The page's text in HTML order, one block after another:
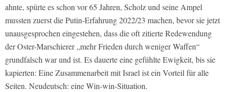
ahnte, spürte es schon vor 65 Jahren, Scholz und seine Ampel
mussten zuerst die Putin-Erfahrung 2022/23 machen, bevor sie jetzt
unausgesprochen eingestehen, dass die oft zitierte Redewendung
der Oster-Marschierer „mehr Frieden durch weniger Waffen“
grundfalsch war und ist. Es dauerte eine gefühlte Ewigkeit, bis sie
kapierten: Eine Zusammenarbeit mit Israel ist ein Vorteil für alle
Seiten. Neudeutsch: eine Win-win-Situation.